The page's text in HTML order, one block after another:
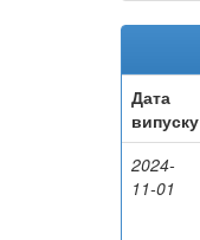
Дата
випуску
2024-
11-01